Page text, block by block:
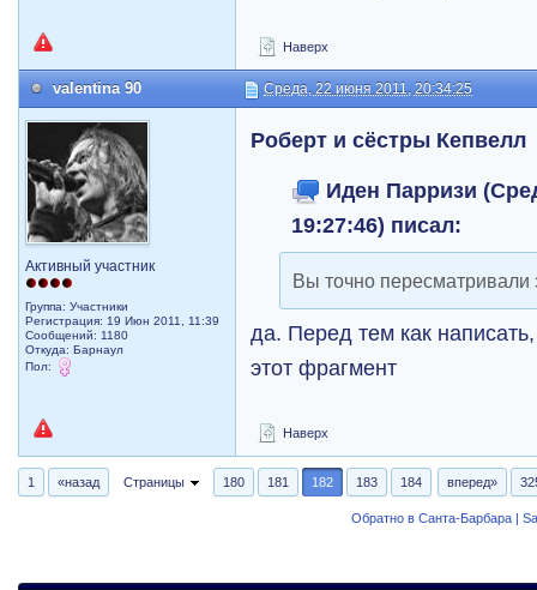
Наверх
valentina 90 Среда, 22 июня 2011, 20:34:25
Активный участник
Группа: Участники
Регистрация: 19 Июн 2011, 11:39
Сообщений: 1180
Откуда: Барнаул
Пол:
Роберт и сёстры Кепвелл
Иден Парризи
19:27:46) писал:
Вы точно пересматривали
да. Перед тем как
этот фрагмент
Наверх
1 «назад Страницы 180 181 182 183 184 вперед»
Обратно в Санта-Барбара |